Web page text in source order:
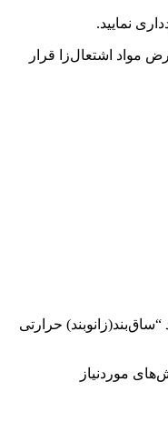
نمایید.
مواد اشتعال‌زا قرار
حرارتی
موردنیاز